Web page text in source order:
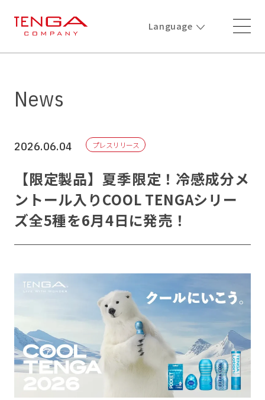
Language
News
2026.06.04 プレスリリース
【限定製品】夏季限定！冷感成分メ
ントール入りCOOL TENGAシリー
ズ全5種を6月4日に発売！